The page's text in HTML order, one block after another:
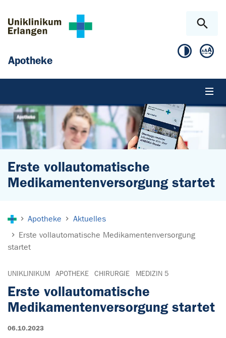
Apotheke
Erste vollautomatische
Medikamentenversorgung startet
Apotheke
Aktuelles
Erste vollautomatische Medikamentenversorgung
startet
UNIKLINIKUM APOTHEKE CHIRURGIE MEDIZIN 5
Erste vollautomatische
Medikamentenversorgung startet
06.10.2023